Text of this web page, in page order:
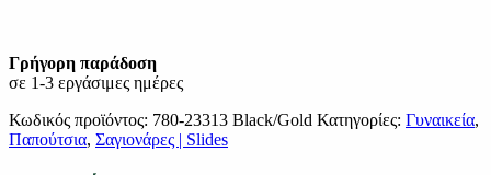
Γρήγορη παράδοση
σε 1-3 εργάσιμες ημέρες
Κωδικός προϊόντος: 780-23313 Black/Gold Κατηγορίες: Γυναικεία,
Παπούτσια, Σαγιονάρες | Slides